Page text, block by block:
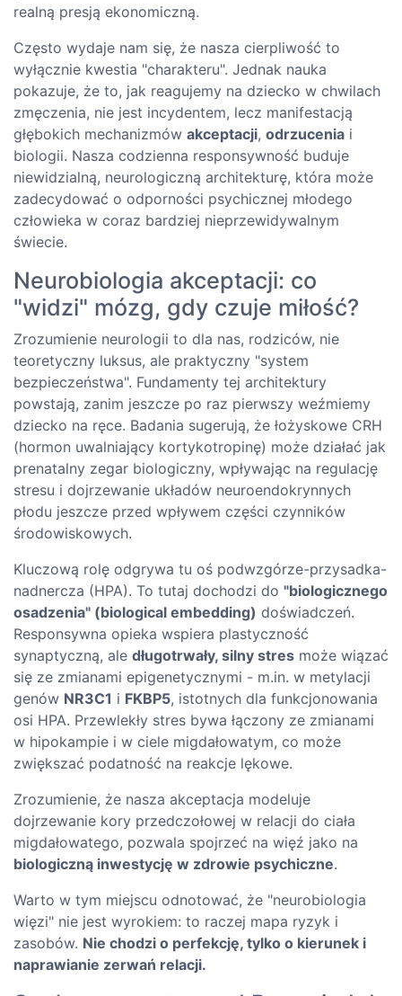
realną presją ekonomiczną.
Często wydaje nam się, że nasza cierpliwość to
wyłącznie kwestia "charakteru". Jednak nauka
pokazuje, że to, jak reagujemy na dziecko w chwilach
zmęczenia, nie jest incydentem, lecz manifestacją
głębokich mechanizmów akceptacji, odrzucenia i
biologii. Nasza codzienna responsywność buduje
niewidzialną, neurologiczną architekturę, która może
zadecydować o odporności psychicznej młodego
człowieka w coraz bardziej nieprzewidywalnym
świecie.
Neurobiologia akceptacji: co
"widzi" mózg, gdy czuje miłość?
Zrozumienie neurologii to dla nas, rodziców, nie
teoretyczny luksus, ale praktyczny "system
bezpieczeństwa". Fundamenty tej architektury
powstają, zanim jeszcze po raz pierwszy weźmiemy
dziecko na ręce. Badania sugerują, że łożyskowe CRH
(hormon uwalniający kortykotropinę) może działać jak
prenatalny zegar biologiczny, wpływając na regulację
stresu i dojrzewanie układów neuroendokrynnych
płodu jeszcze przed wpływem części czynników
środowiskowych.
Kluczową rolę odgrywa tu oś podwzgórze-przysadka-
nadnercza (HPA). To tutaj dochodzi do "biologicznego
osadzenia" (biological embedding) doświadczeń.
Responsywna opieka wspiera plastyczność
synaptyczną, ale długotrwały, silny stres może wiązać
się ze zmianami epigenetycznymi - m.in. w metylacji
genów NR3C1 i FKBP5, istotnych dla funkcjonowania
osi HPA. Przewlekły stres bywa łączony ze zmianami
w hipokampie i w ciele migdałowatym, co może
zwiększać podatność na reakcje lękowe.
Zrozumienie, że nasza akceptacja modeluje
dojrzewanie kory przedczołowej w relacji do ciała
migdałowatego, pozwala spojrzeć na więź jako na
biologiczną inwestycję w zdrowie psychiczne.
Warto w tym miejscu odnotować, że "neurobiologia
więzi" nie jest wyrokiem: to raczej mapa ryzyk i
zasobów. Nie chodzi o perfekcję, tylko o kierunek i
naprawianie zerwań relacji.